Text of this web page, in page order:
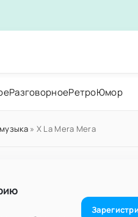
РазговорноеРетроЮмор
» X La Mera Mera